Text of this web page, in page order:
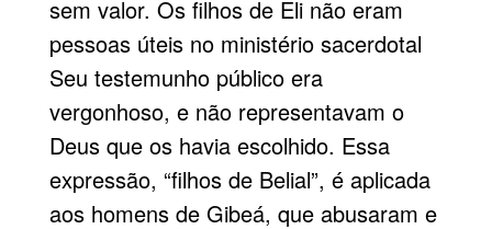
sem valor. Os filhos de Eli não eram
pessoas úteis no ministério sacerdotal
Seu testemunho público era
vergonhoso, e não representavam o
Deus que os havia escolhido. Essa
expressão, “filhos de Belial”, é aplicada
aos homens de Gibeá, que abusaram e